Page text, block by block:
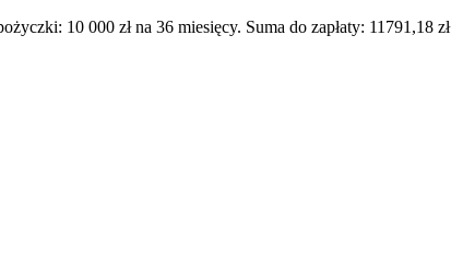
10 000 zł na 36 miesięcy. Suma do zapłaty: 11791,18 zł